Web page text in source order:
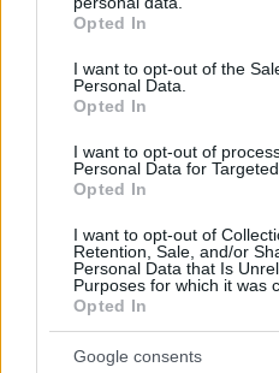
grant or deny consent to
use your data for below
consent section.
Opted In
I want to opt-out of the
Personal Data.
Opted In
I want to opt-out of
Personal Data for
Opted In
I want to opt-out of
Retention, Sale, and/or
Personal Data that Is
Purposes for which it was
Opted In
Google consents
Επαγγελματική Εκπαίδευση &
σε Bάζει στην Aγορά Eργασίας
15 χρόνων του Spetses Mini
31.07.2026, 11:04
ΠΡΟΣΘΗΚΗ ΣΧΟΛΙΟΥ